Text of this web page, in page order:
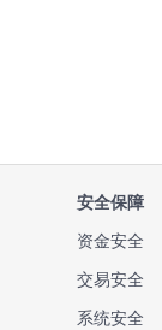
安全保障
资金安全
交易安全
系统安全